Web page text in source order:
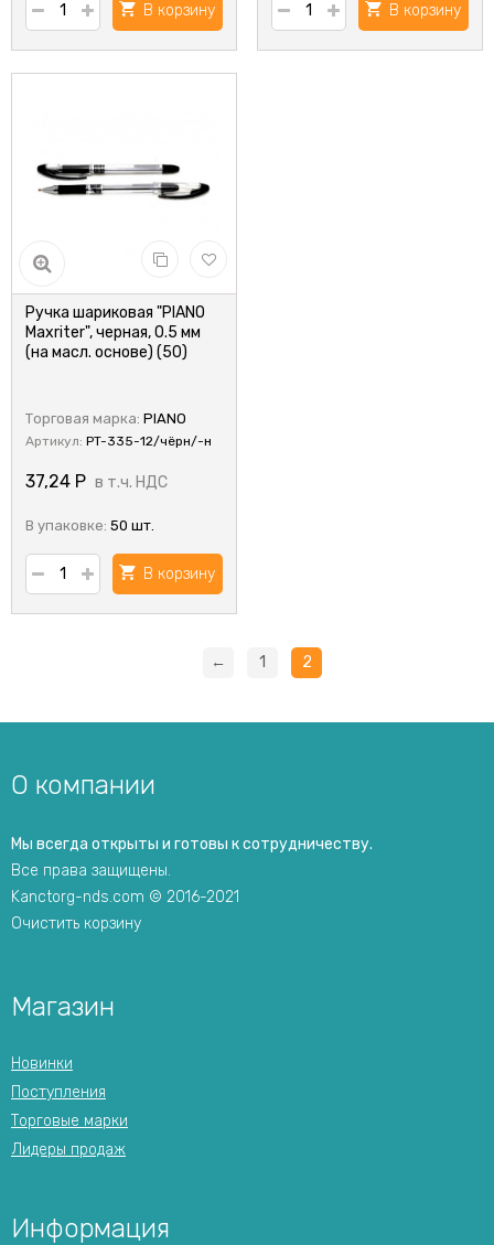
В корзину В корзину
Ручка шариковая "PIANO
Maxriter", черная, 0.5 мм
(на масл. основе) (50)
Торговая марка: PIANO
Артикул: PT-335-12/чёрн/-н
37,24 Р в т.ч. НДС
В упаковке: 50 шт.
В корзину
← 1 2
О компании
Мы всегда открыты и готовы к сотрудничеству.
Все права защищены.
Kanctorg-nds.com © 2016-2021
Очистить корзину
Магазин
Новинки
Поступления
Торговые марки
Лидеры продаж
Информация